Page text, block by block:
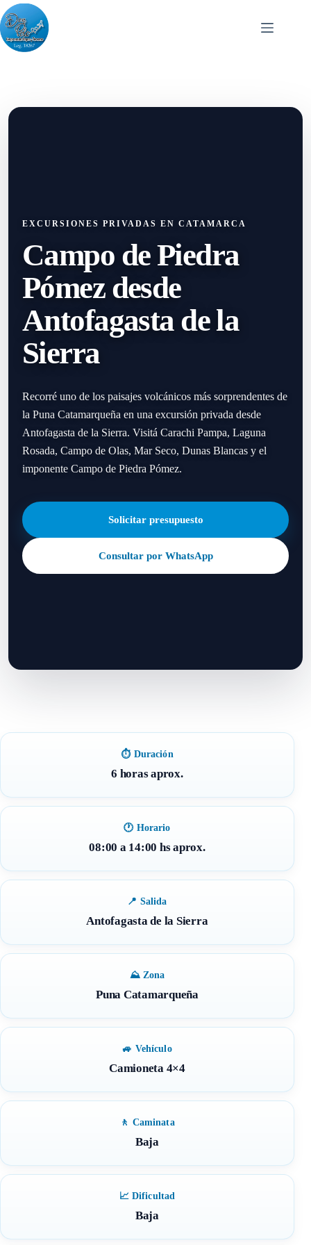
Skip
to
content
EXCURSIONES PRIVADAS EN CATAMARCA
Campo de Piedra
Pómez desde
Antofagasta de la
Sierra
Recorré uno de los paisajes volcánicos más sorprendentes de
la Puna Catamarqueña en una excursión privada desde
Antofagasta de la Sierra. Visitá Carachi Pampa, Laguna
Rosada, Campo de Olas, Mar Seco, Dunas Blancas y el
imponente Campo de Piedra Pómez.
Solicitar presupuesto
Consultar por WhatsApp
⏱ Duración
6 horas aprox.
🕐 Horario
08:00 a 14:00 hs aprox.
📍 Salida
Antofagasta de la Sierra
⛰ Zona
Puna Catamarqueña
🚙 Vehículo
Camioneta 4×4
🚶 Caminata
Baja
📈 Dificultad
Baja